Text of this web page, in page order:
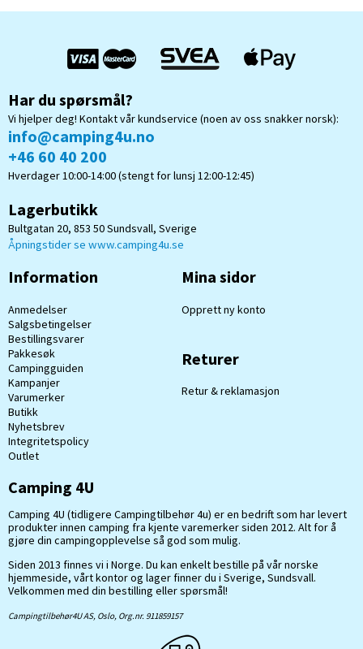
Har du spørsmål?
Vi hjelper deg! Kontakt vår kundservice (noen av oss snakker norsk):
info@camping4u.no
+46 60 40 200
Hverdager 10:00-14:00 (stengt for lunsj 12:00-12:45)
Lagerbutikk
Bultgatan 20, 853 50 Sundsvall, Sverige
Åpningstider se www.camping4u.se
Information
Anmedelser
Salgsbetingelser
Bestillingsvarer
Pakkesøk
Campingguiden
Kampanjer
Varumerker
Butikk
Nyhetsbrev
Integritetspolicy
Outlet
Mina sidor
Opprett ny konto
Returer
Retur & reklamasjon
Camping 4U
Camping 4U (tidligere Campingtilbehør 4u) er en bedrift som har levert
produkter innen camping fra kjente varemerker siden 2012. Alt for å
gjøre din campingopplevelse så god som mulig.
Siden 2013 finnes vi i Norge. Du kan enkelt bestille på vår norske
hjemmeside, vårt kontor og lager finner du i Sverige, Sundsvall.
Velkommen med din bestilling eller spørsmål!
Campingtilbehør4U AS, Oslo, Org.nr. 911859157